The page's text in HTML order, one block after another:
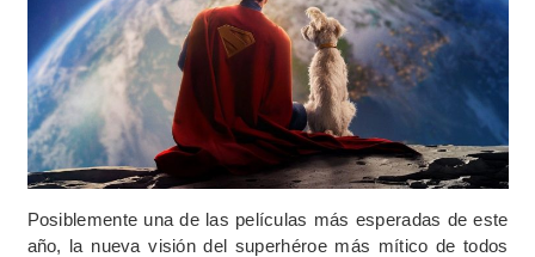
Posiblemente una de las películas más esperadas de este
año, la nueva visión del superhéroe más mítico de todos